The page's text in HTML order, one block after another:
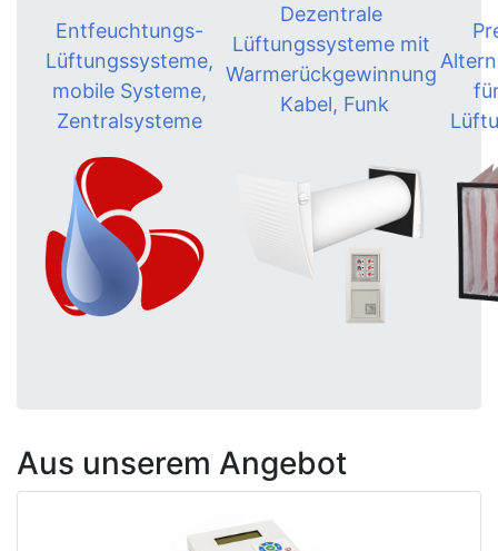
Entfeuchtungs-
Lüftungssysteme,
mobile Systeme,
Zentralsysteme
Dezentrale
Lüftungssysteme mit
Warmerückgewinnung
Kabel, Funk
Aus unserem Angebot